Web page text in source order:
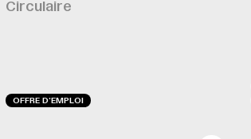
Circulaire
OFFRE D‘EMPLOI